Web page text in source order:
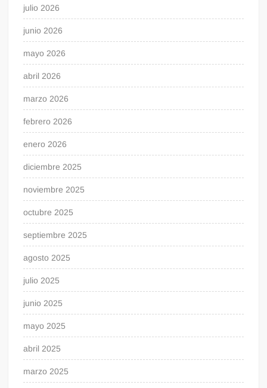
julio 2026
junio 2026
mayo 2026
abril 2026
marzo 2026
febrero 2026
enero 2026
diciembre 2025
noviembre 2025
octubre 2025
septiembre 2025
agosto 2025
julio 2025
junio 2025
mayo 2025
abril 2025
marzo 2025